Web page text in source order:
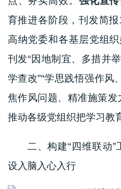
育推进各阶段，刊发简报
高纳党委和各基层党组
刊发“因地制宜、多措并
学查改”“学思践悟强作风
焦作风问题、精准施策发
推动各级党组织把学习教
二、构建“四维联动
设入脑入心入行